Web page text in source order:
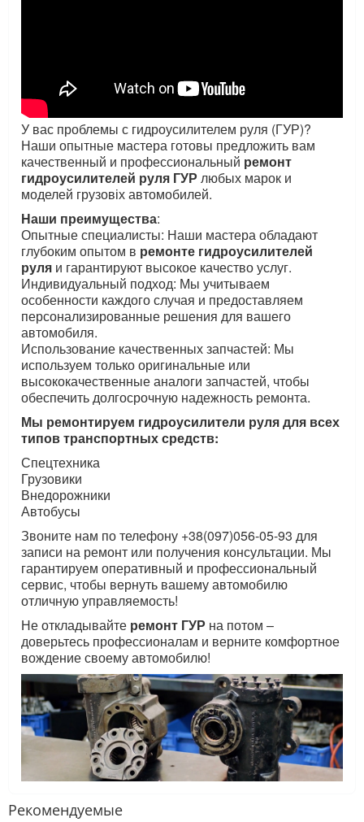
У вас проблемы с гидроусилителем руля (ГУР)?
Наши опытные мастера готовы предложить вам
качественный и профессиональный ремонт
гидроусилителей руля ГУР любых марок и
моделей грузовіх автомобилей.
Наши преимущества:
Опытные специалисты: Наши мастера обладают
глубоким опытом в ремонте гидроусилителей
руля и гарантируют высокое качество услуг.
Индивидуальный подход: Мы учитываем
особенности каждого случая и предоставляем
персонализированные решения для вашего
автомобиля.
Использование качественных запчастей: Мы
используем только оригинальные или
высококачественные аналоги запчастей, чтобы
обеспечить долгосрочную надежность ремонта.
Мы ремонтируем гидроусилители руля для всех
типов транспортных средств:
Спецтехника
Грузовики
Внедорожники
Автобусы
Звоните нам по телефону +38(097)056-05-93 для
записи на ремонт или получения консультации. Мы
гарантируем оперативный и профессиональный
сервис, чтобы вернуть вашему автомобилю
отличную управляемость!
Не откладывайте ремонт ГУР на потом –
доверьтесь профессионалам и верните комфортное
вождение своему автомобилю!
Рекомендуемые